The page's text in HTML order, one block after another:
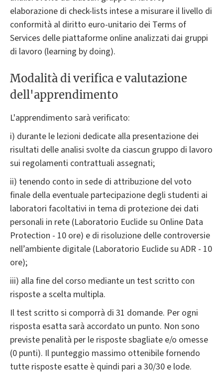
elaborazione di check-lists intese a misurare il livello di
conformità al diritto euro-unitario dei Terms of
Services delle piattaforme online analizzati dai gruppi
di lavoro (learning by doing).
Modalità di verifica e valutazione
dell'apprendimento
L'apprendimento sarà verificato:
i) durante le lezioni dedicate alla presentazione dei
risultati delle analisi svolte da ciascun gruppo di lavoro
sui regolamenti contrattuali assegnati;
ii) tenendo conto in sede di attribuzione del voto
finale della eventuale partecipazione degli studenti ai
laboratori facoltativi in tema di protezione dei dati
personali in rete (Laboratorio Euclide su Online Data
Protection - 10 ore) e di risoluzione delle controversie
nell’ambiente digitale (Laboratorio Euclide su ADR - 10
ore);
iii) alla fine del corso mediante un test scritto con
risposte a scelta multipla.
Il test scritto si comporrà di 31 domande. Per ogni
risposta esatta sarà accordato un punto. Non sono
previste penalità per le risposte sbagliate e/o omesse
(0 punti). Il punteggio massimo ottenibile fornendo
tutte risposte esatte è quindi pari a 30/30 e lode.